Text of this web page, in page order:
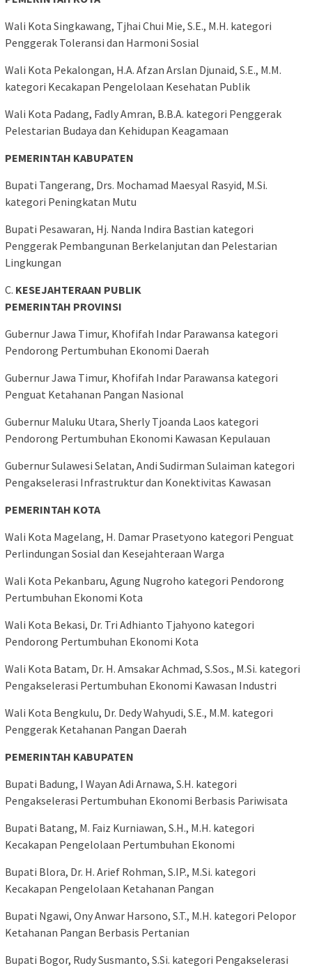
Wali Kota Singkawang, Tjhai Chui Mie, S.E., M.H. kategori
Penggerak Toleransi dan Harmoni Sosial
Wali Kota Pekalongan, H.A. Afzan Arslan Djunaid, S.E., M.M.
kategori Kecakapan Pengelolaan Kesehatan Publik
Wali Kota Padang, Fadly Amran, B.B.A. kategori Penggerak
Pelestarian Budaya dan Kehidupan Keagamaan
PEMERINTAH KABUPATEN
Bupati Tangerang, Drs. Mochamad Maesyal Rasyid, M.Si.
kategori Peningkatan Mutu
Bupati Pesawaran, Hj. Nanda Indira Bastian kategori
Penggerak Pembangunan Berkelanjutan dan Pelestarian
Lingkungan
C. KESEJAHTERAAN PUBLIK
PEMERINTAH PROVINSI
Gubernur Jawa Timur, Khofifah Indar Parawansa kategori
Pendorong Pertumbuhan Ekonomi Daerah
Gubernur Jawa Timur, Khofifah Indar Parawansa kategori
Penguat Ketahanan Pangan Nasional
Gubernur Maluku Utara, Sherly Tjoanda Laos kategori
Pendorong Pertumbuhan Ekonomi Kawasan Kepulauan
Gubernur Sulawesi Selatan, Andi Sudirman Sulaiman kategori
Pengakselerasi Infrastruktur dan Konektivitas Kawasan
PEMERINTAH KOTA
Wali Kota Magelang, H. Damar Prasetyono kategori Penguat
Perlindungan Sosial dan Kesejahteraan Warga
Wali Kota Pekanbaru, Agung Nugroho kategori Pendorong
Pertumbuhan Ekonomi Kota
Wali Kota Bekasi, Dr. Tri Adhianto Tjahyono kategori
Pendorong Pertumbuhan Ekonomi Kota
Wali Kota Batam, Dr. H. Amsakar Achmad, S.Sos., M.Si. kategori
Pengakselerasi Pertumbuhan Ekonomi Kawasan Industri
Wali Kota Bengkulu, Dr. Dedy Wahyudi, S.E., M.M. kategori
Penggerak Ketahanan Pangan Daerah
PEMERINTAH KABUPATEN
Bupati Badung, I Wayan Adi Arnawa, S.H. kategori
Pengakselerasi Pertumbuhan Ekonomi Berbasis Pariwisata
Bupati Batang, M. Faiz Kurniawan, S.H., M.H. kategori
Kecakapan Pengelolaan Pertumbuhan Ekonomi
Bupati Blora, Dr. H. Arief Rohman, S.IP., M.Si. kategori
Kecakapan Pengelolaan Ketahanan Pangan
Bupati Ngawi, Ony Anwar Harsono, S.T., M.H. kategori Pelopor
Ketahanan Pangan Berbasis Pertanian
Bupati Bogor, Rudy Susmanto, S.Si. kategori Pengakselerasi